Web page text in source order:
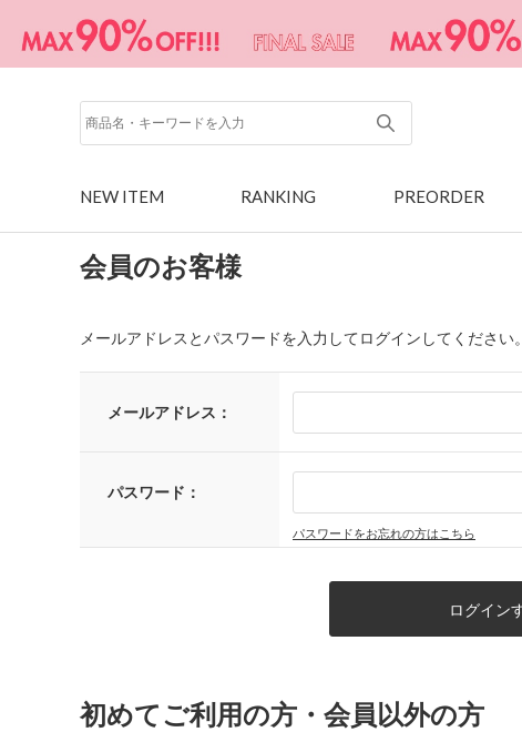
NEW ITEM RANKING PREORDER
会員のお客様
メールアドレスとパスワードを入力してログインしてください。
メールアドレス：
パスワード：
パスワードをお忘れの方はこちら
初めてご利用の方・会員以外の方